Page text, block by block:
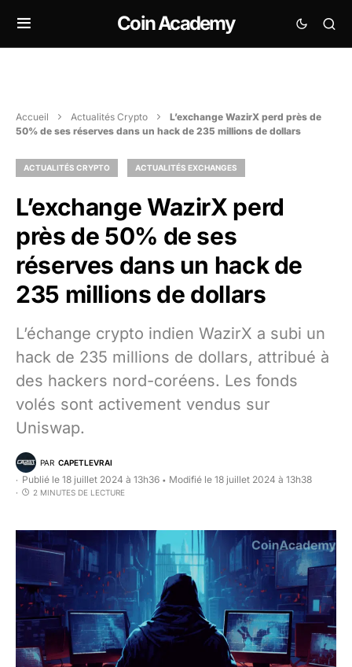
Coin Academy
Accueil Actualités Crypto
L’exchange WazirX perd près de
50% de ses réserves dans un hack de 235 millions de dollars
ACTUALITÉS CRYPTO ACTUALITÉS EXCHANGES
L’exchange WazirX perd
près de 50% de ses
réserves dans un hack de
235 millions de dollars
L’échange crypto indien WazirX a subi un
hack de 235 millions de dollars, attribué à
des hackers nord-coréens. Les fonds
volés sont activement vendus sur
Uniswap.
PAR CAPETLEVRAI
Publié le 18 juillet 2024 à 13h36 • Modifié le 18 juillet 2024 à 13h38
2 MINUTES DE LECTURE